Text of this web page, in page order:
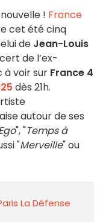
! France
cet été cinq
de Jean-Louis
de l’ex-
à voir sur France 4
dès 21h.
autour de ses
", "Temps à
"Merveille" ou
La Défense